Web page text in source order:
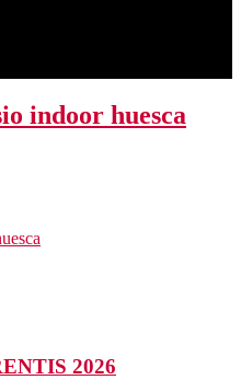
indoor huesca
2026